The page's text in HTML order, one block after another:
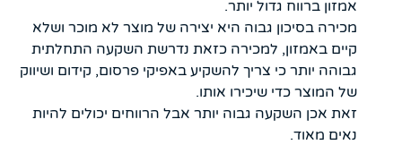
אמזון ברווח גדול יותר.
מכירה בסיכון גבוה היא יצירה של מוצר לא מוכר ושלא
קיים באמזון, למכירה כזאת נדרשת השקעה התחלתית
גבוהה יותר כי צריך להשקיע באפיקי פרסום, קידום ושיווק
של המוצר כדי שיכירו אותו.
זאת אכן השקעה גבוה יותר אבל הרווחים יכולים להיות
נאים מאוד.